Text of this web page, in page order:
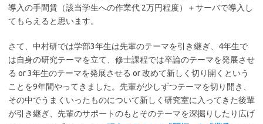
導入の手間賃（該当学生への作業代 2万円程度）＋サーバで導入し
てもらえると思います。
さて、中村研では学部3年生は先輩のテーマを引き継ぎ、4年生で
は自身の研究テーマを立て、修士課程では卒論のテーマを発展させ
る or 3年生のテーマを発展させる or 改めて新しく切り開くという
ことを9年間やってきました。先輩が少しずつテーマを切り開き、
その中でうまくいったものについて新しく研究室に入ってきた後輩
が引き継ぎ、先輩のサポートのもとそのテーマを深掘りしたり広げ